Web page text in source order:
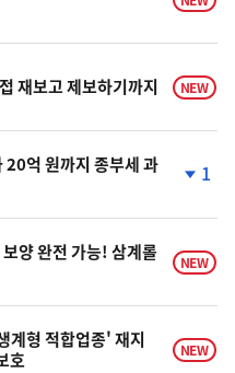
재보고 제보하기까지 NEW
억 원까지 종부세 과
락
1
양 완전 가능! 삼계롤
NEW
계형 적합업종' 재지
호
NEW